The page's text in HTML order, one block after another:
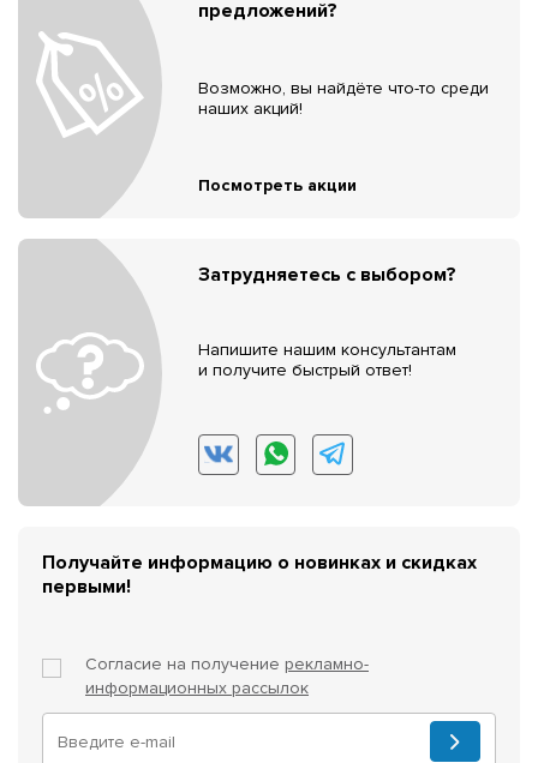
предложений?
Возможно, вы найдёте что-то среди
наших акций!
Посмотреть акции
Затрудняетесь с выбором?
Напишите нашим консультантам
и получите быстрый ответ!
Получайте информацию о новинках и скидках
первыми!
Согласие на получение рекламно-
информационных рассылок